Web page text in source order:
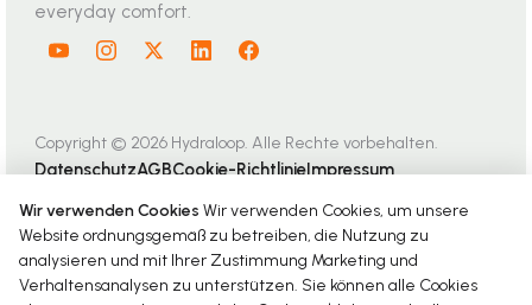
everyday comfort.
Copyright © 2026 Hydraloop. Alle Rechte vorbehalten.
DatenschutzAGBCookie-RichtlinieImpressum
Wir verwenden Cookies Wir verwenden Cookies, um unsere
Website ordnungsgemäß zu betreiben, die Nutzung zu
analysieren und mit Ihrer Zustimmung Marketing und
Verhaltensanalysen zu unterstützen. Sie können alle Cookies